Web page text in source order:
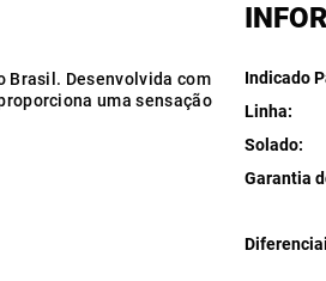
Brasil. Desenvolvida com
uma sensação
Indicado
Linha
Solado
Garantia